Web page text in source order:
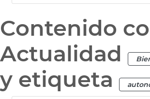
Contenido
Actualidad
y etiqueta